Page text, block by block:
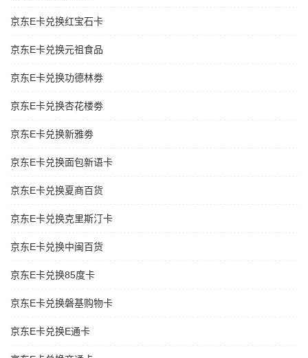
京东E卡兑换红宝石卡
京东E卡兑换元祖食品
京东E卡兑换功德林劵
京东E卡兑换杏花楼劵
京东E卡兑换新雅劵
京东E卡兑换面包新语卡
京东E卡兑换夏商百货
京东E卡兑换克里斯汀卡
京东E卡兑换中闽百货
京东E卡兑换85度卡
京东E卡兑换磐基购物卡
京东E卡兑换E通卡